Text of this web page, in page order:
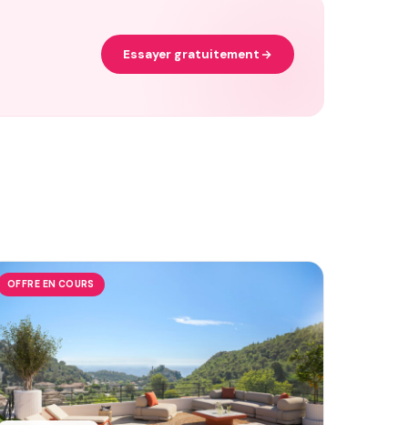
Essayer gratuitement
OFFRE EN COURS